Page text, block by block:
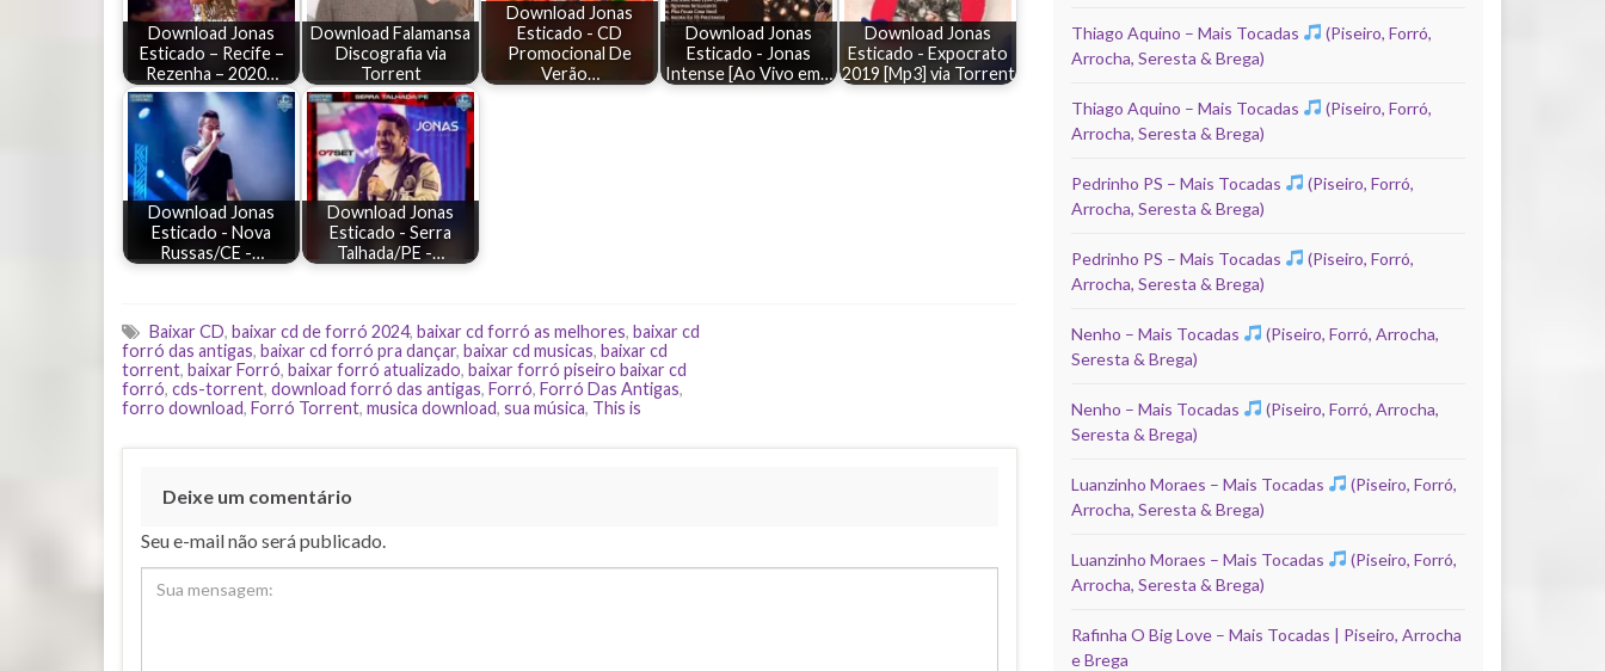
Download Jonas
Esticado – Recife –
Rezenha – 2020…
Download Falamansa
Discografia via
Torrent
Download Jonas
Esticado - CD
Promocional De
Verão…
Download Jonas
Esticado - Jonas
Intense [Ao Vivo em…
Download Jonas
Esticado - Expocrato
2019 [Mp3] via Torrent
Download Jonas
Esticado - Nova
Russas/CE -…
Download Jonas
Esticado - Serra
Talhada/PE -…
Baixar CD, baixar cd de forró 2024, baixar cd forró as melhores, baixar cd
forró das antigas, baixar cd forró pra dançar, baixar cd musicas, baixar cd
torrent, baixar Forró, baixar forró atualizado, baixar forró piseiro baixar cd
forró, cds-torrent, download forró das antigas, Forró, Forró Das Antigas,
forro download, Forró Torrent, musica download, sua música, This is
Deixe um comentário
Seu e-mail não será publicado.
Thiago Aquino – Mais Tocadas
(Piseiro, Forró,
Arrocha, Seresta & Brega)
Thiago Aquino – Mais Tocadas
(Piseiro, Forró,
Arrocha, Seresta & Brega)
Pedrinho PS – Mais Tocadas
(Piseiro, Forró,
Arrocha, Seresta & Brega)
Pedrinho PS – Mais Tocadas
(Piseiro, Forró,
Arrocha, Seresta & Brega)
Nenho – Mais Tocadas
(Piseiro, Forró, Arrocha,
Seresta & Brega)
Nenho – Mais Tocadas
(Piseiro, Forró, Arrocha,
Seresta & Brega)
Luanzinho Moraes – Mais Tocadas
(Piseiro, Forró,
Arrocha, Seresta & Brega)
Luanzinho Moraes – Mais Tocadas
(Piseiro, Forró,
Arrocha, Seresta & Brega)
Rafinha O Big Love – Mais Tocadas | Piseiro, Arrocha
e Brega